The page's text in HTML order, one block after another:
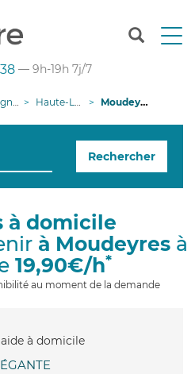
T
n
g
— 9h-19h 7j/7
Alpes Haute-Loire Moudeyres
Rechercher
à domicile
à Moudeyres à
19,90€/h*
au moment de la demande